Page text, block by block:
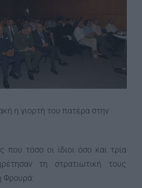
η γιορτή του πατέρα στην
που τόσο οι ίδιοι όσο και τρία
τη στρατιωτική τους
Φρουρά: